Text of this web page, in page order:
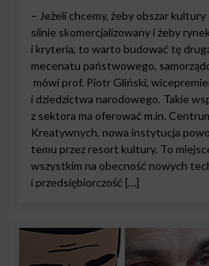
– Jeżeli chcemy, żeby obszar
silnie skomercjalizowany i żeby
i kryteria, to warto budować tę
mecenatu państwowego,
mówi prof. Piotr Gliński,
i dziedzictwa narodowego. Takie
z sektora ma oferować m.in.
Kreatywnych, nowa instytucja
temu przez resort kultury. To
wszystkim na obecność nowych
i przedsiębiorczość […]